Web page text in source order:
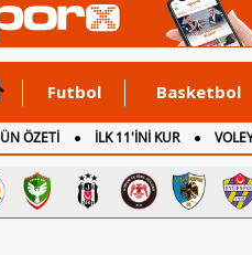
Futbol Basketbol
ÖZETİ İLK 11'İNİ KUR
ANLATIM
İNGİLTERE